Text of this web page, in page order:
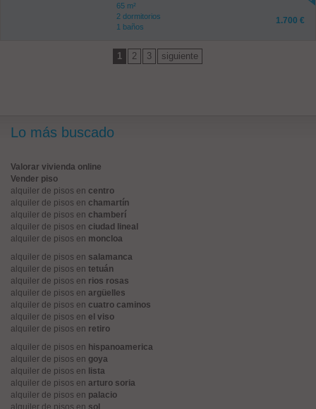
65 m²
2 dormitorios
1 baños
1.700 €
1 2 3 siguiente
Lo más buscado
Valorar vivienda online
Vender piso
alquiler de pisos en centro
alquiler de pisos en chamartín
alquiler de pisos en chamberí
alquiler de pisos en ciudad lineal
alquiler de pisos en moncloa
alquiler de pisos en salamanca
alquiler de pisos en tetuán
alquiler de pisos en rios rosas
alquiler de pisos en argüelles
alquiler de pisos en cuatro caminos
alquiler de pisos en el viso
alquiler de pisos en retiro
alquiler de pisos en hispanoamerica
alquiler de pisos en goya
alquiler de pisos en lista
alquiler de pisos en arturo soria
alquiler de pisos en palacio
alquiler de pisos en sol